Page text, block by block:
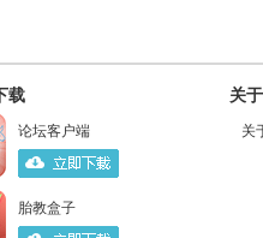
载
论坛客户端
胎教盒子
关
关